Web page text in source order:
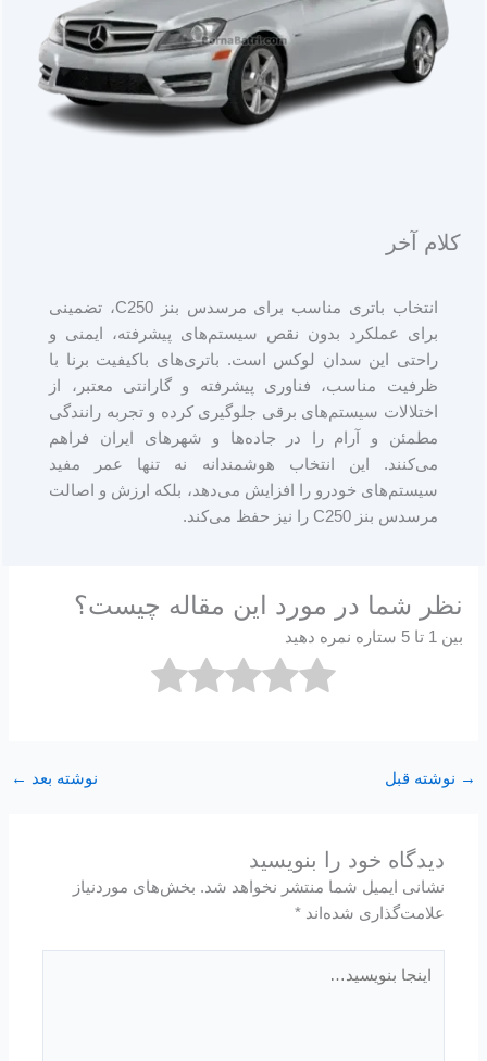
کلام آخر
انتخاب باتری مناسب برای مرسدس بنز C250، تضمینی
برای عملکرد بدون نقص سیستم‌های پیشرفته، ایمنی و
راحتی این سدان لوکس است. باتری‌های باکیفیت برنا با
ظرفیت مناسب، فناوری پیشرفته و گارانتی معتبر، از
اختلالات سیستم‌های برقی جلوگیری کرده و تجربه رانندگی
مطمئن و آرام را در جاده‌ها و شهرهای ایران فراهم
می‌کنند. این انتخاب هوشمندانه نه تنها عمر مفید
سیستم‌های خودرو را افزایش می‌دهد، بلکه ارزش و اصالت
مرسدس بنز C250 را نیز حفظ می‌کند.
نظر شما در مورد این مقاله چیست؟
بین 1 تا 5 ستاره نمره دهید
→ نوشته قبل نوشته بعد ←
دیدگاه‌ خود را بنویسید
نشانی ایمیل شما منتشر نخواهد شد. بخش‌های موردنیاز
علامت‌گذاری شده‌اند*
بنویسید…